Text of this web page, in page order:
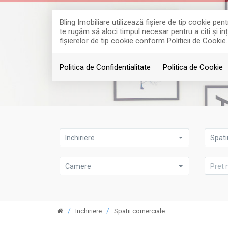
Bling Imobiliare utilizează fişiere de tip cookie
te rugăm să aloci timpul necesar pentru a citi și
fişierelor de tip cookie conform Politicii de Cookie.
Politica de Confidentialitate Politica de Cookie
Inchiriere
Camere
Inchiriere Spatii comerciale